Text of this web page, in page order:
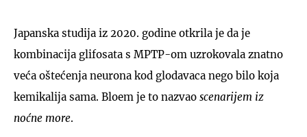
Japanska studija iz 2020. godine otkrila je da je
kombinacija glifosata s MPTP-om uzrokovala znatno
veća oštećenja neurona kod glodavaca nego bilo koja
kemikalija sama. Bloem je to nazvao scenarijem iz
noćne more.